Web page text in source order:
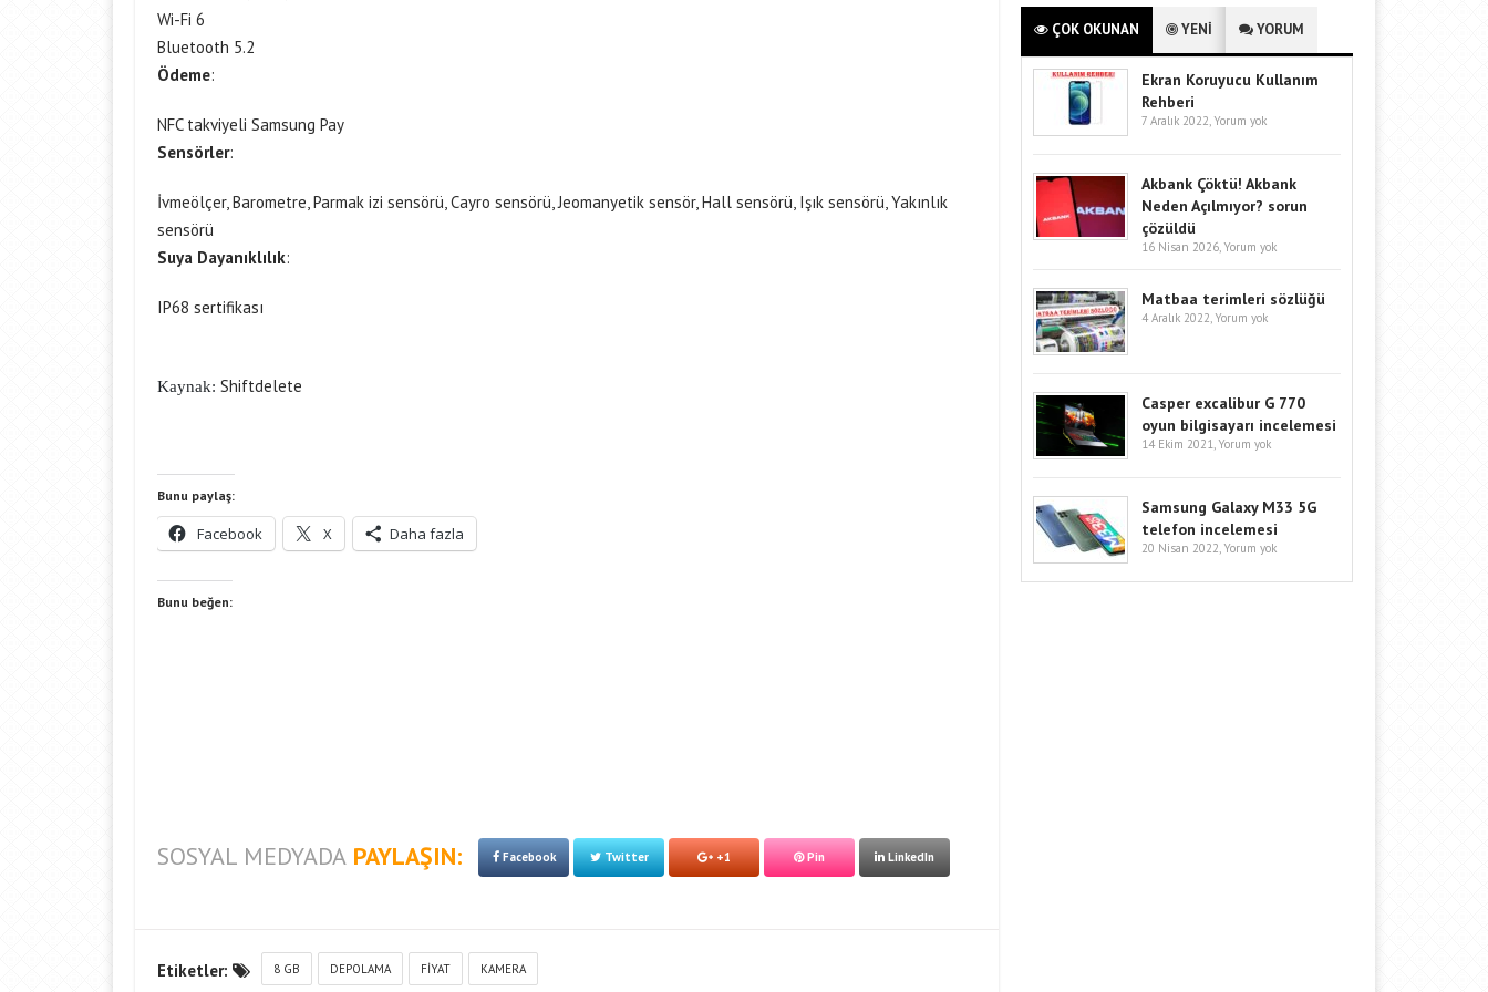
Wi-Fi 6
Bluetooth 5.2
Ödeme:
NFC takviyeli Samsung Pay
Sensörler:
İvmeölçer, Barometre, Parmak izi sensörü, Cayro sensörü, Jeomanyetik sensör, Hall sensörü, Işık sensörü, Yakınlık
sensörü
Suya Dayanıklılık:
IP68 sertifikası
Kaynak: Shiftdelete
Bunu paylaş:
Facebook X Daha fazla
Bunu beğen:
SOSYAL MEDYADA PAYLAŞIN: Facebook Twitter +1 Pin LinkedIn
Etiketler: 8 GB DEPOLAMA FIYAT KAMERA
ÇOK OKUNAN YENİ YORUM
Ekran Koruyucu Kullanım
Rehberi
7 Aralık 2022, Yorum yok
Akbank Çöktü! Akbank
Neden Açılmıyor? sorun
çözüldü
16 Nisan 2026, Yorum yok
Matbaa terimleri sözlüğü
4 Aralık 2022, Yorum yok
Casper excalibur G 770
oyun bilgisayarı incelemesi
14 Ekim 2021, Yorum yok
Samsung Galaxy M33 5G
telefon incelemesi
20 Nisan 2022, Yorum yok